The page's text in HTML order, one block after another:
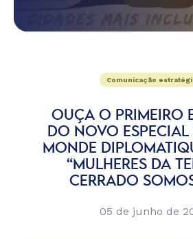
Comunicação
OUÇA O PRIMEIRO
DO NOVO ESPECIAL
MONDE
“MULHERES DA
CERRADO
05 de junho de